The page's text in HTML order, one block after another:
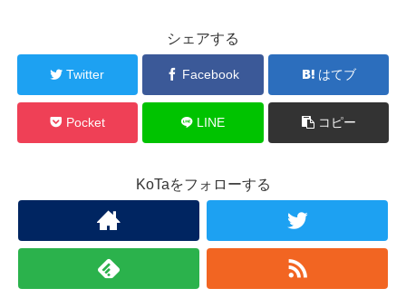
シェアする
Twitter Facebook はてブ
Pocket LINE コピー
KoTaをフォローする